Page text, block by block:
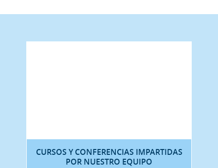
CURSOS Y CONFERENCIAS IMPARTIDAS
POR NUESTRO EQUIPO